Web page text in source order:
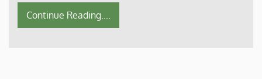
Continue Reading....